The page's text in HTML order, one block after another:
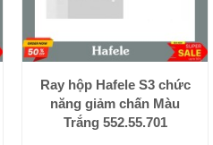
Ray hộp Hafele S3 chức
năng giảm chấn Màu
Trắng 552.55.701